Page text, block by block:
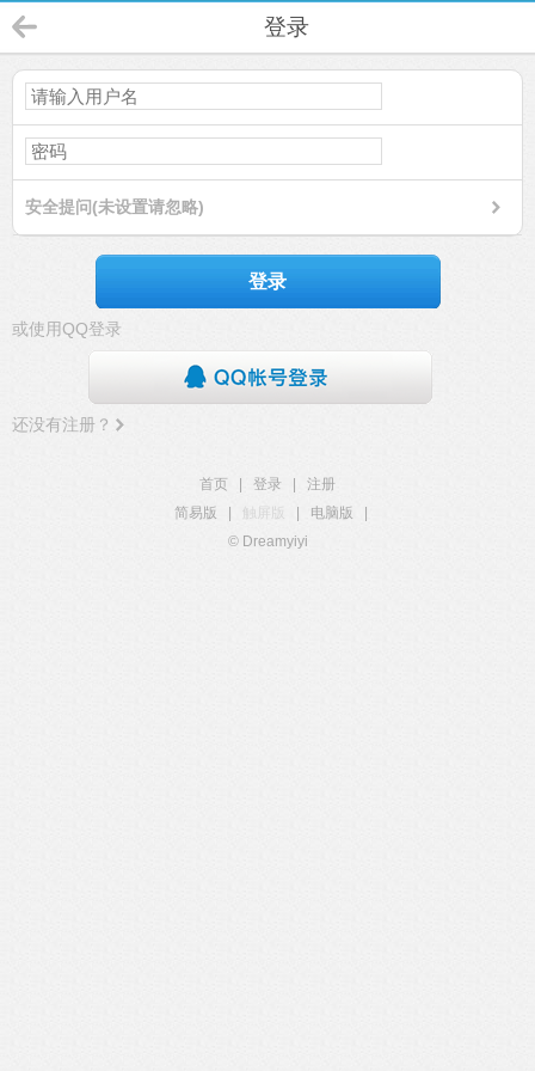
登录
安全提问(未设置请忽略)
登录
或使用QQ登录
还没有注册？
首页 登录
注册
简易版
触屏版 电脑版
© Dreamyiyi